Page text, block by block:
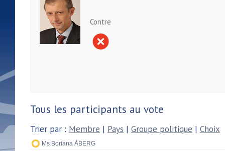
Contre
Tous les participants au vote
Trier par : Membre | Pays | Groupe politique | Choix
Ms Boriana ÅBERG